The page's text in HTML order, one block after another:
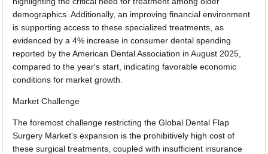
demographics. Additionally, an improving financial environment
is supporting access to these specialized treatments, as
evidenced by a 4% increase in consumer dental spending
reported by the American Dental Association in August 2025,
compared to the year's start, indicating favorable economic
conditions for market growth.
Market Challenge
The foremost challenge restricting the Global Dental Flap
Surgery Market's expansion is the prohibitively high cost of
these surgical treatments, coupled with insufficient insurance